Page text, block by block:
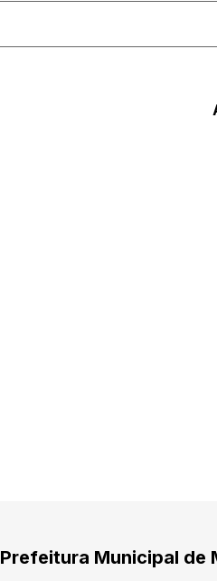
Prefeitura Municipal de